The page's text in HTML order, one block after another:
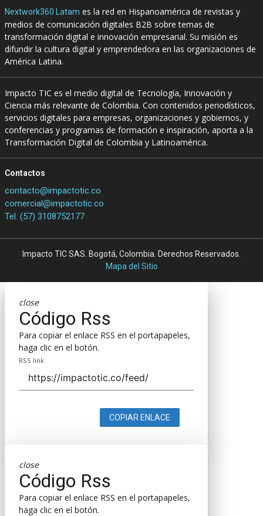
Nextwork360 Latam es la red en Hispanoamérica de revistas y
medios de comunicación digitales B2B sobre temas de
transformación digital e innovación empresarial. Su misión es
difundir la cultura digital y emprendedora en las organizaciones de
América Latina.
Impacto TIC es el medio digital de Tecnología, Innovación y
Ciencia más relevante de Colombia. Con contenidos periodísticos,
servicios digitales para empresas, organizaciones y gobiernos, y
conferencias y programas de formación e inspiración, aporta a la
Transformación Digital de Colombia y Latinoamérica.
Contactos
contacto@impactotic.co
comercial@impactotic.co
Tel. (57) 3108752177
Impacto TIC SAS. Bogotá, Colombia. Derechos Reservados.
Mapa del Sitio
close
Código Rss
Para copiar el enlace RSS en el portapapeles,
haga clic en el botón.
RSS link
COPIAR ENLACE
close
Código Rss
Para copiar el enlace RSS en el portapapeles,
haga clic en el botón.